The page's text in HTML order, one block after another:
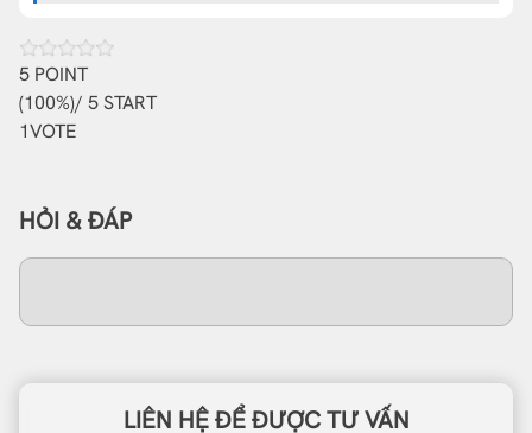
5 POINT
(100%)/ 5 START
1VOTE
HỎI & ĐÁP
LIÊN HỆ ĐỂ ĐƯỢC TƯ VẤN